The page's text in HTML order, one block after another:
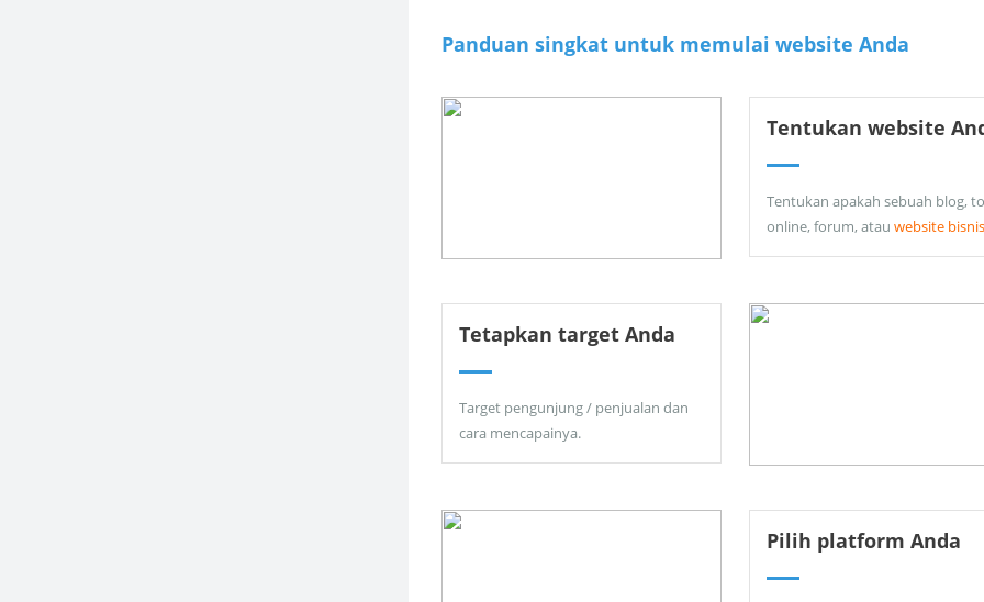
Panduan singkat untuk memulai website Anda
Tentukan website
Tentukan apakah sebuah blog,
online, forum, atau website bisnis
Tetapkan target Anda
Target pengunjung / penjualan dan
cara mencapainya.
Pilih platform Anda